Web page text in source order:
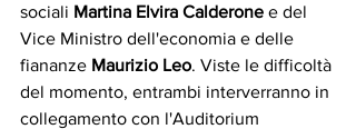
sociali Martina Elvira Calderone e del
Vice Ministro dell'economia e delle
fiananze Maurizio Leo. Viste le difficoltà
del momento, entrambi interverranno in
collegamento con l'Auditorium